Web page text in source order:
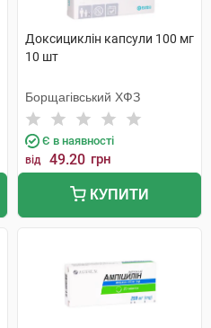
Доксициклін капсули 100 мг
10 шт
Борщагівський ХФЗ
Є в наявності
від 49.20 грн
КУПИТИ